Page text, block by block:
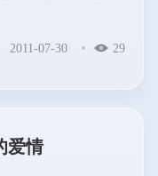
馨。此文没有肆意
2011-07-30 29
爱情